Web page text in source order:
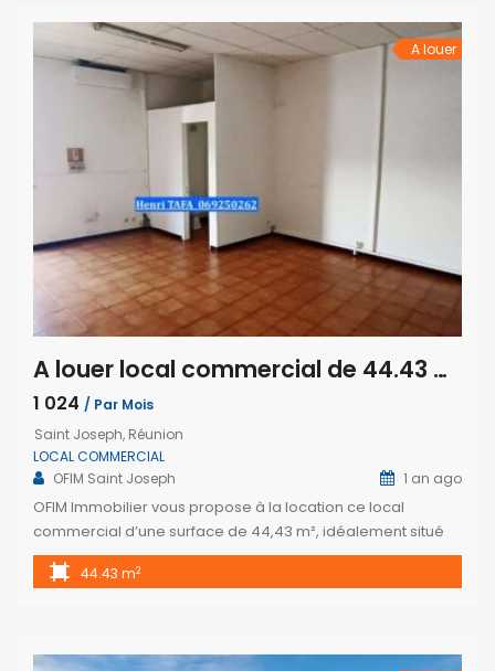
A louer
A louer local commercial de 44.43 m2 situé en plein centre-ville de Saint Joseph
1 024 / Par Mois
Saint Joseph, Réunion
LOCAL COMMERCIAL
OFIM Saint Joseph
1 an ago
OFIM Immobilier vous propose à la location ce local
commercial d’une surface de 44,43 m², idéalement situé
en plein centre-ville de Saint-Joseph, à seulement 50
mètres de la mairie. Ce bien se compose d’une grande
et […]
44.43 m2